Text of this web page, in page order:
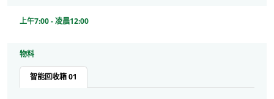
上午7:00 - 凌晨12:00
物料
智能回收箱 01